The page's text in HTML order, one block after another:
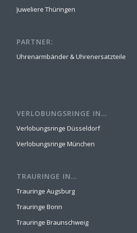
Juweliere Thüringen
PARTNER:
Uhrenarmbänder & Uhrenersatzteile
VERLOBUNGSRINGE IN…
Verlobungsringe Düsseldorf
Verlobungsringe München
TRAURINGE IN…
Trauringe Augsburg
Trauringe Bonn
Trauringe Braunschweig